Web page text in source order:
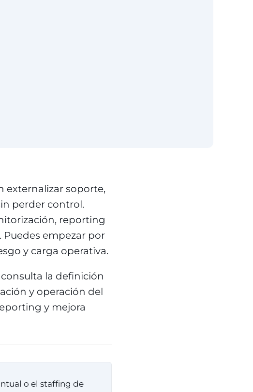
externalizar soporte,
perder control.
reporting
empezar por
y carga operativa.
la definición
y operación del
y mejora
o el staffing de